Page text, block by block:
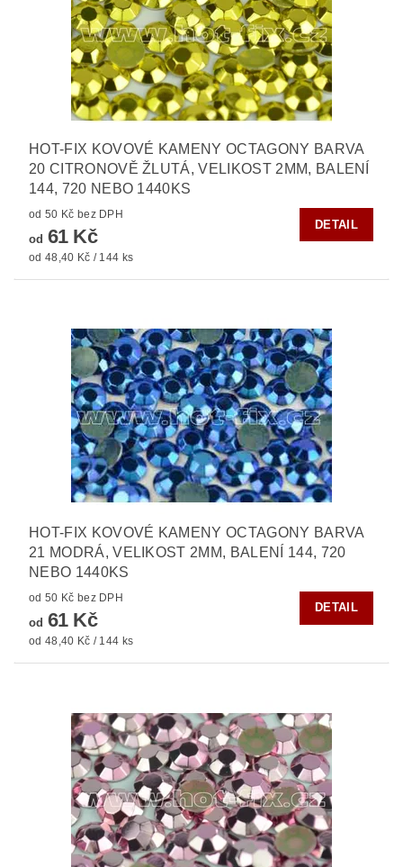
HOT-FIX KOVOVÉ KAMENY OCTAGONY BARVA
20 CITRONOVĚ ŽLUTÁ, VELIKOST 2MM, BALENÍ
144, 720 NEBO 1440KS
od 50 Kč bez DPH
od 61 Kč
od 48,40 Kč / 144 ks
DETAIL
HOT-FIX KOVOVÉ KAMENY OCTAGONY BARVA
21 MODRÁ, VELIKOST 2MM, BALENÍ 144, 720
NEBO 1440KS
od 50 Kč bez DPH
od 61 Kč
od 48,40 Kč / 144 ks
DETAIL